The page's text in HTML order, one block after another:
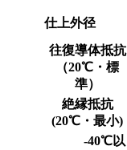
仕上外径
往復導体抵抗
（20℃・標
準）
絶縁抵抗
(20℃・最小)
-40℃以